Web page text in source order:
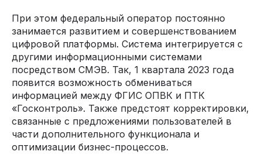
При этом федеральный оператор постоянно
занимается развитием и совершенствованием
цифровой платформы. Система интегрируется с
другими информационными системами
посредством СМЭВ. Так, 1 квартала 2023 года
появится возможность обмениваться
информацией между ФГИС ОПВК и ПТК
«Госконтроль». Также предстоят корректировки,
связанные с предложениями пользователей в
части дополнительного функционала и
оптимизации бизнес-процессов.